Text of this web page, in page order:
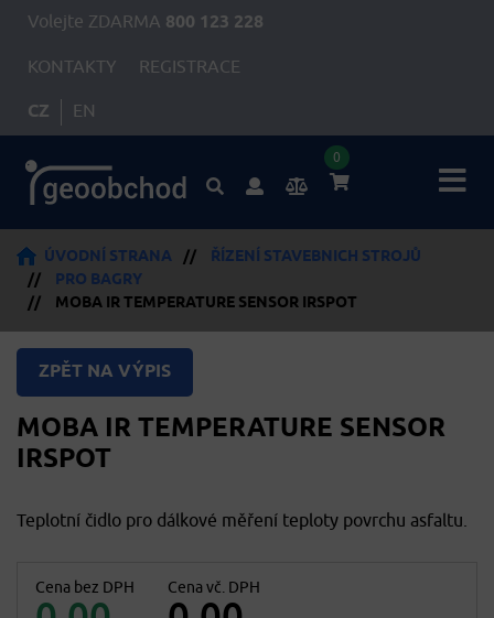
Volejte ZDARMA 800 123 228
KONTAKTY REGISTRACE
CZ EN
0
ÚVODNÍ STRANA //
ŘÍZENÍ STAVEBNICH STROJŮ
//
PRO BAGRY
//
MOBA IR TEMPERATURE SENSOR IRSPOT
ZPĚT NA VÝPIS
MOBA IR TEMPERATURE SENSOR
IRSPOT
Teplotní čidlo pro dálkové měření teploty povrchu asfaltu.
Cena bez DPH Cena vč. DPH